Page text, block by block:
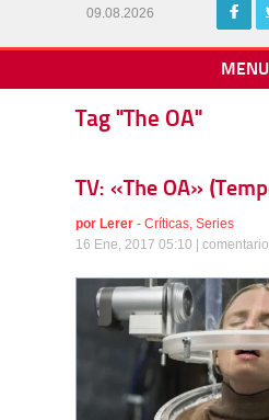
09.08.2026
MENU
Tag "The OA"
TV: «The OA»
por Lerer - Críticas, Series
16 Ene, 2017 05:10 |